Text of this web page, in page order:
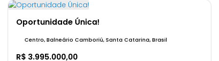
Oportunidade Única!
R$ 3.995.000,00
Centro, Balneário Camboriú, Santa Catarina, Brasil